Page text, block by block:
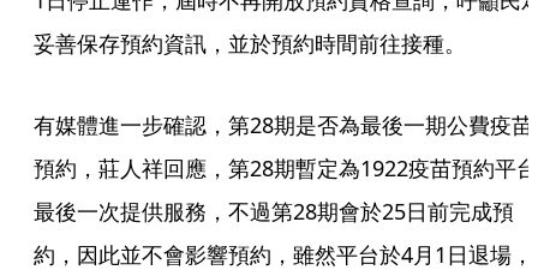
妥善保存預約資訊，並於預約時間前往接種。
有媒體進一步確認，第28期是否為最後一期公費疫苗
預約，莊人祥回應，第28期暫定為1922疫苗預約平台
最後一次提供服務，不過第28期會於25日前完成預
約，因此並不會影響預約，雖然平台於4月1日退場，